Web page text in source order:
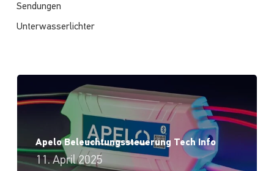
Sendungen
Unterwasserlichter
Apelo Beleuchtungssteuerung Tech Info
11. April 2025